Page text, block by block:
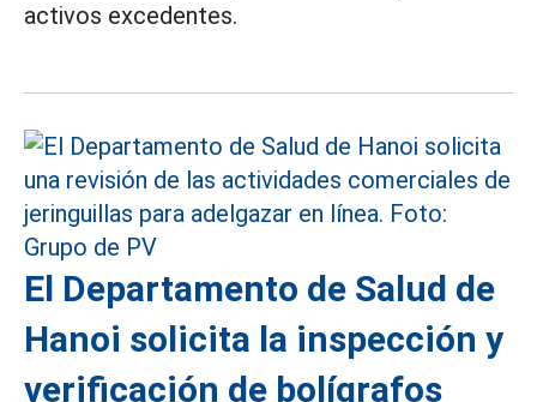
activos excedentes.
El Departamento de Salud de
Hanoi solicita la inspección y
verificación de bolígrafos